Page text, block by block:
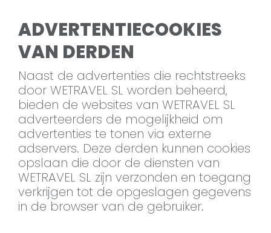
ADVERTENTIECOOKIES
VAN DERDEN
Naast de advertenties die rechtstreeks
door WETRAVEL SL worden beheerd,
bieden de websites van WETRAVEL SL
adverteerders de mogelijkheid om
advertenties te tonen via externe
adservers. Deze derden kunnen cookies
opslaan die door de diensten van
WETRAVEL SL zijn verzonden en toegang
verkrijgen tot de opgeslagen gegevens
in de browser van de gebruiker.